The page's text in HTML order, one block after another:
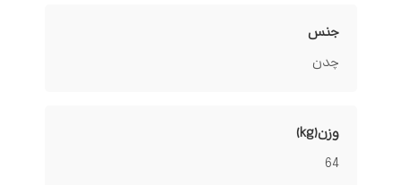
جنس
چدن
وزن(kg)
64